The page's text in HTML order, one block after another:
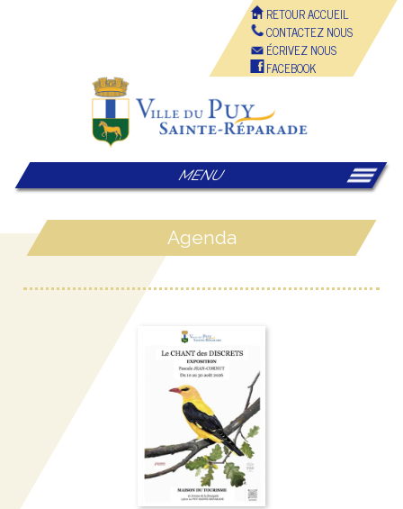
RETOUR ACCUEIL
CONTACTEZ NOUS
ÉCRIVEZ NOUS
FACEBOOK
MENU
Agenda